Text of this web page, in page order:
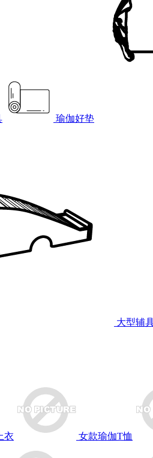
瑜伽好垫
大型辅
衣 女款瑜伽T恤